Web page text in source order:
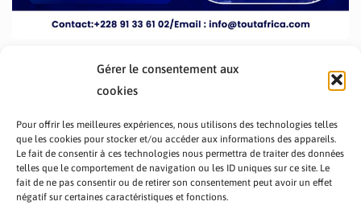
Gérer le consentement aux
cookies
Pour offrir les meilleures expériences, nous utilisons des technologies telles
que les cookies pour stocker et/ou accéder aux informations des appareils.
Le fait de consentir à ces technologies nous permettra de traiter des données
telles que le comportement de navigation ou les ID uniques sur ce site. Le
fait de ne pas consentir ou de retirer son consentement peut avoir un effet
négatif sur certaines caractéristiques et fonctions.
PRÉSENTATION TOUTAFRICA
A PROPOS